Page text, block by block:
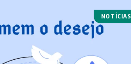
NOTAS
NOTÍCIAS